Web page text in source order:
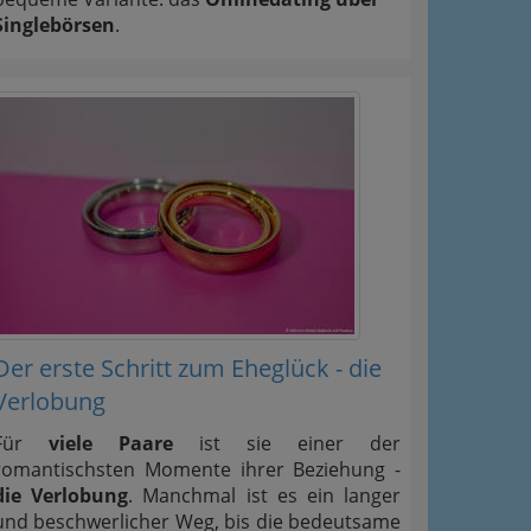
.
erste Schritt zum Eheglück - die
viele Paare ist sie einer der
Momente ihrer Beziehung -
Verlobung. Manchmal ist es ein langer
beschwerlicher Weg, bis die bedeutsame